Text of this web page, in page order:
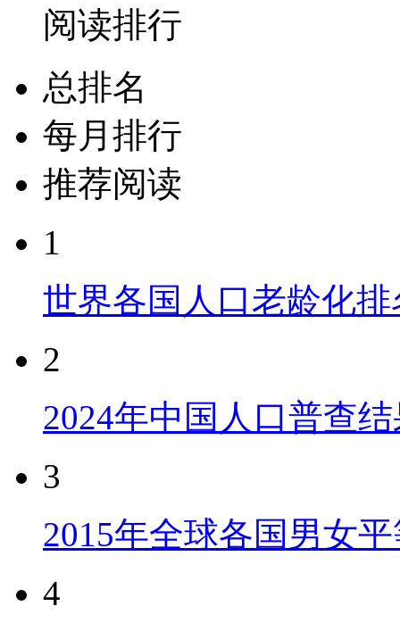
阅读排行
总排名
每月排行
推荐阅读
1
世界各国人口老龄化
2
2024年中国人口普查
3
2015年全球各国男女
4